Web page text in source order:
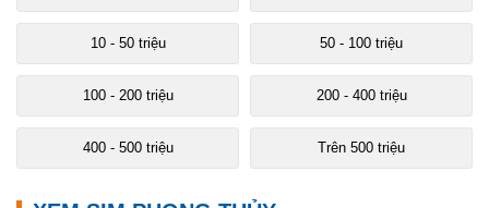
10 - 50 triệu 50 - 100 triệu
100 - 200 triệu 200 - 400 triệu
400 - 500 triệu Trên 500 triệu